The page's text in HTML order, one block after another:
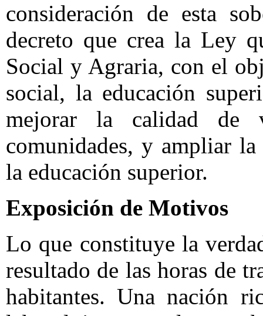
consideración de esta
decreto que crea la Ley
Social y Agraria, con el
social, la educación
mejorar la calidad de
comunidades, y ampliar
la educación superior.
Exposición de Motivos
Lo que constituye la
resultado de las horas de
habitantes. Una nación